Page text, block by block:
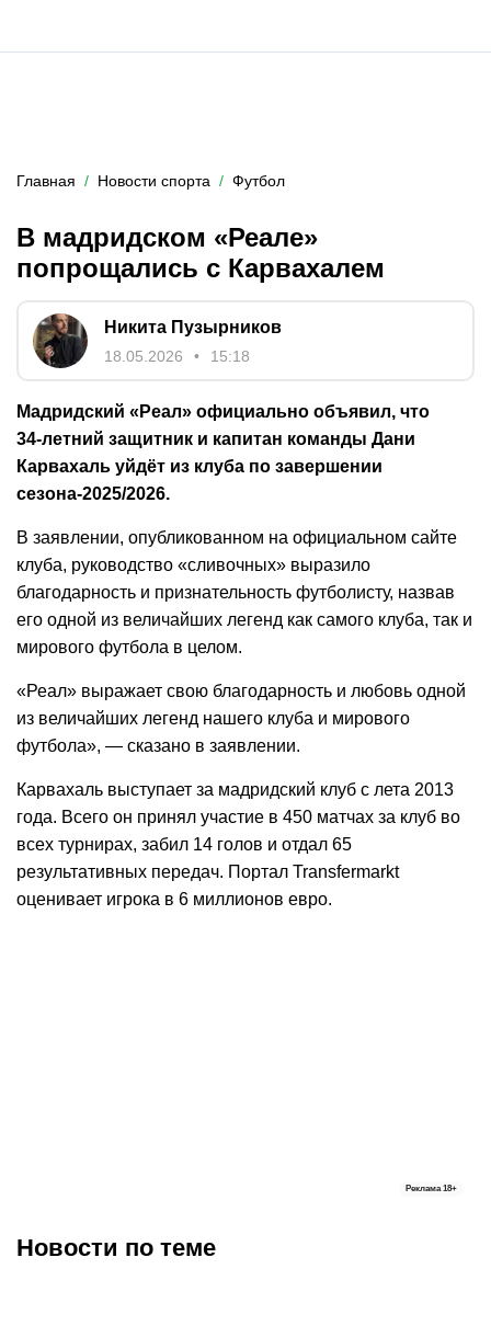
Главная Новости спорта Футбол
В мадридском «Реале»
попрощались с Карвахалем
Никита Пузырников
18.05.2026 15:18
Мадридский «Реал» официально объявил, что
34‑летний защитник и капитан команды Дани
Карвахаль уйдёт из клуба по завершении
сезона‑2025/2026.
В заявлении, опубликованном на официальном сайте
клуба, руководство «сливочных» выразило
благодарность и признательность футболисту, назвав
его одной из величайших легенд как самого клуба, так и
мирового футбола в целом.
«Реал» выражает свою благодарность и любовь одной
из величайших легенд нашего клуба и мирового
футбола», — сказано в заявлении.
Карвахаль выступает за мадридский клуб с лета 2013
года. Всего он принял участие в 450 матчах за клуб во
всех турнирах, забил 14 голов и отдал 65
результативных передач. Портал Transfermarkt
оценивает игрока в 6 миллионов евро.
Реклама 18+
Новости по теме